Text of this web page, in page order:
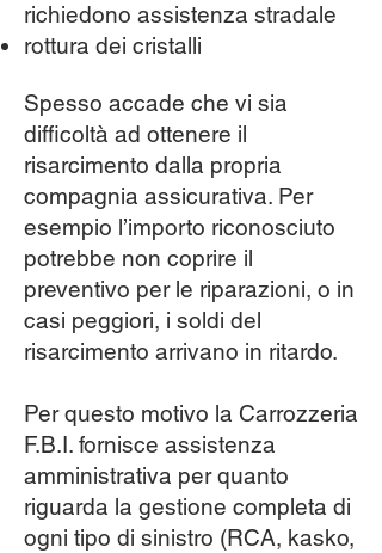
richiedono assistenza stradale
rottura dei cristalli
Spesso accade che vi sia
difficoltà ad ottenere il
risarcimento dalla propria
compagnia assicurativa. Per
esempio l’importo riconosciuto
potrebbe non coprire il
preventivo per le riparazioni, o in
casi peggiori, i soldi del
risarcimento arrivano in ritardo.
Per questo motivo la Carrozzeria
F.B.I. fornisce assistenza
amministrativa per quanto
riguarda la gestione completa di
ogni tipo di sinistro (RCA, kasko,